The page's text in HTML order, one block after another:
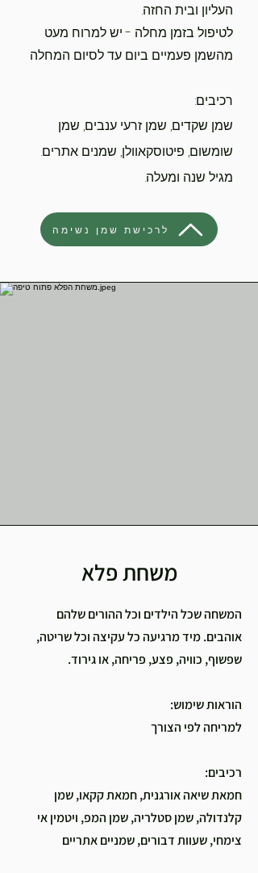
העליון ובית החזה.
לטיפול בזמן מחלה - יש למרוח מעט
מהשמן פעמיים ביום עד לסיום המחלה
רכיבים:
שמן שקדים, שמן זרעי ענבים, שמן
שומשום, פיטוסקאוולן, שמנים אתרים.
מגיל שנה ומעלה.
לרכישת שמן נשימה
משחת פלא
המשחה שכל הילדים וכל ההורים שלהם
אוהבים. מיד מרגיעה כל עקיצה וכל שריטה,
שפשוף, כוויה, פצע, פריחה, או גירוד.
הוראות שימוש:
למריחה לפי הצורך
רכיבים:
חמאת שיאה אורגנית, חמאת קקאו, שמן
קלנדולה, שמן סטלריה, שמן המפ, ויטמין אי
צימחי, שעוות דבורים, שמניים אתריים